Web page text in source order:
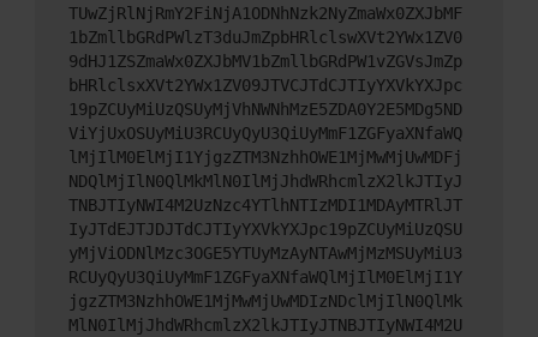
TUwZjRlNjRmY2FiNjA1ODNhNzk2NyZmaWx0ZXJbMF
1bZmllbGRdPWlzT3duJmZpbHRlclswXVt2YWx1ZV0
9dHJ1ZSZmaWx0ZXJbMV1bZmllbGRdPW1vZGVsJmZp
bHRlclsxXVt2YWx1ZV09JTVCJTdCJTIyYXVkYXJpc
19pZCUyMiUzQSUyMjVhNWNhMzE5ZDA0Y2E5MDg5ND
ViYjUxOSUyMiU3RCUyQyU3QiUyMmF1ZGFyaXNfaWQ
lMjIlM0ElMjI1YjgzZTM3NzhhOWE1MjMwMjUwMDFj
NDQlMjIlN0QlMkMlN0IlMjJhdWRhcmlzX2lkJTIyJ
TNBJTIyNWI4M2UzNzc4YTlhNTIzMDI1MDAyMTRlJT
IyJTdEJTJDJTdCJTIyYXVkYXJpc19pZCUyMiUzQSU
yMjViODNlMzc3OGE5YTUyMzAyNTAwMjMzMSUyMiU3
RCUyQyU3QiUyMmF1ZGFyaXNfaWQlMjIlM0ElMjI1Y
jgzZTM3NzhhOWE1MjMwMjUwMDIzNDclMjIlN0QlMk
MlN0IlMjJhdWRhcmlzX2lkJTIyJTNBJTIyNWI4M2U